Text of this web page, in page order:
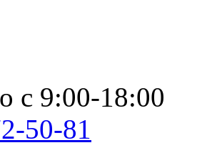
с 9:00-18:00
50-81